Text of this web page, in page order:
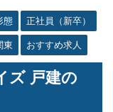
態 正社員（新卒）
東 おすすめ求人
ズ 戸建の